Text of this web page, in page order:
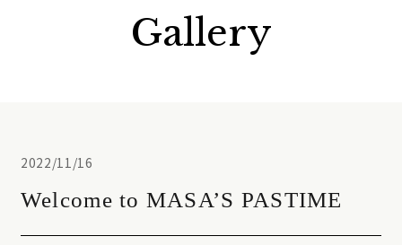
Gallery
2022/11/16
Welcome to MASA’S PASTIME